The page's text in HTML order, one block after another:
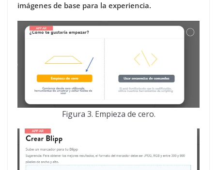
imágenes de base para la experiencia.
Figura 3. Empieza de cero.